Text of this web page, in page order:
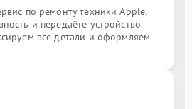
по ремонту техники Apple,
и передаёте устройство
все детали и оформляем